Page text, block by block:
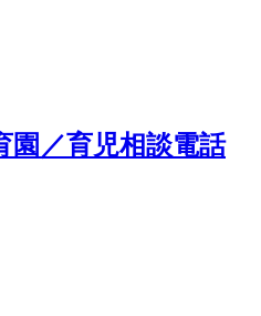
園／育児相談電話